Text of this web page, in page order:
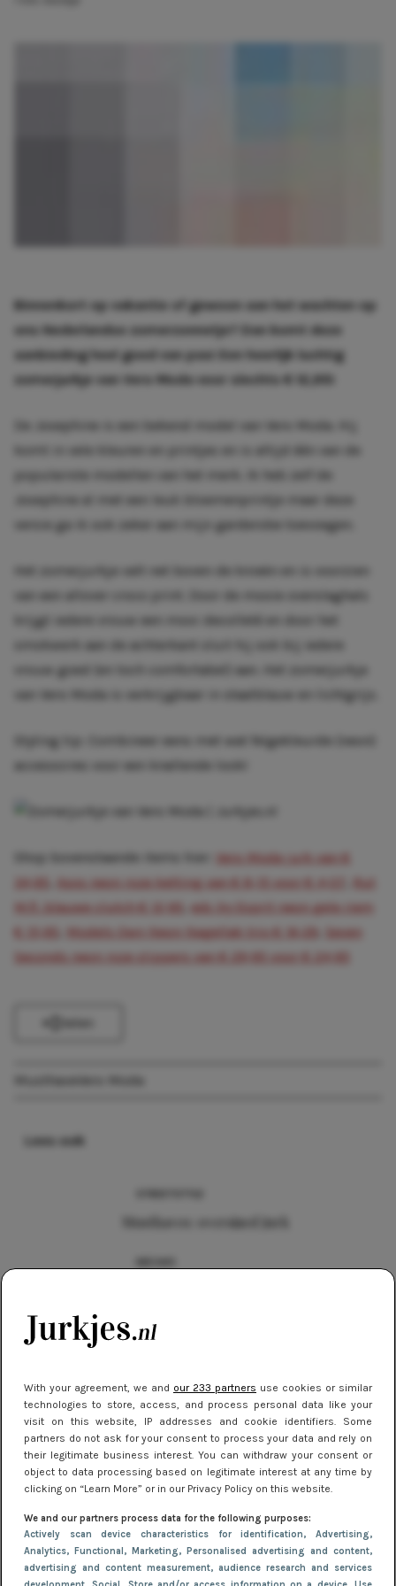
With your agreement, we and our 233 partners use cookies or similar
technologies to store, access, and process personal data like your
visit on this website, IP addresses and cookie identifiers. Some
partners do not ask for your consent to process your data and rely on
their legitimate business interest. You can withdraw your consent or
object to data processing based on legitimate interest at any time by
clicking on “Learn More” or in our Privacy Policy on this website.
We and our partners process data for the following purposes:
Actively scan device characteristics for identification, Advertising,
Analytics, Functional, Marketing, Personalised advertising and content,
advertising and content measurement, audience research and services
Binnenkort op vakantie of gewoon aan het wachten op
ons Nederlandse zomerzonnetje? Dan komt deze
aanbieding heel goed van pas! Een heerlijk luchtig
zomerjurkje van Vero Moda voor slechts € 12,95!
De Josephine is een bekend model van Vero Moda. Hij
komt in vele kleuren en printjes en is altijd één van de
populairste modellen van het merk. Ik heb zelf de
Josephine al met een leuk bloemenprintje maar deze
versie ga ik ook zeker aan mijn garderobe toevoegen.
Het zomerjurkje valt net boven de knieën en is voorzien
van een allover croco print. Door de mooie overslaghals
krijgt iedere vrouw een mooi decolleté en door het
smokwerk aan de achterkant sluit hij ook bij iedere
vrouw goed (en toch comfortabel) aan. Het zomerjurkje
van Vero Moda is verkrijgbaar in staalblauw en lichtgrijs.
Styling tip: Combineer eens met wat felgekleurde (neon)
accessoires voor een knallende look!
Shop bovenstaande items hier:
Vero Moda jurk van €
34,95
Asos neon roze ketting van € 8,15 voor € 4,07
Rut
M.fl. blauwe clutch € 12,95
edc by Esprit neon gele riem
€ 15,95
Models Own Neon Nagellak trio € 16,29
Seven
Seconds neon roze slippers van € 29,95 voor € 24,95
Musthave Vero Moda
Lees ook
Musthaves: oversized jurk
TIPS
NIEUWS
7 jurkentrends die de lente van 2024
domineren